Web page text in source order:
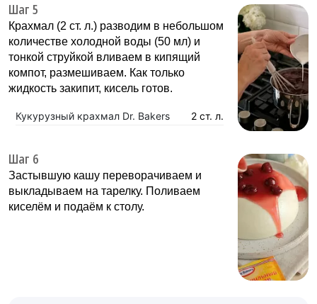
Шаг 5
Крахмал (2 ст. л.) разводим в небольшом
количестве холодной воды (50 мл) и
тонкой струйкой вливаем в кипящий
компот, размешиваем. Как только
жидкость закипит, кисель готов.
Кукурузный крахмал Dr. Bakers 2 ст. л.
Шаг 6
Застывшую кашу переворачиваем и
выкладываем на тарелку. Поливаем
киселём и подаём к столу.